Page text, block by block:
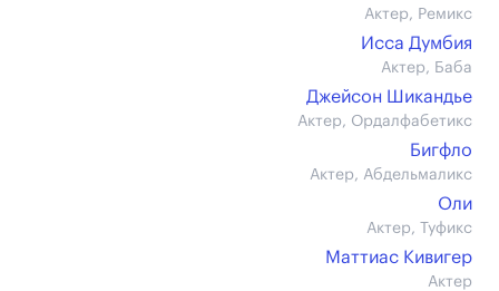
Актер, Ремикс
Исса Думбия
Актер, Баба
Джейсон Шикандье
Актер, Ордалфабетикс
Бигфло
Актер, Абдельмаликс
Оли
Актер, Туфикс
Маттиас Кивигер
Актер